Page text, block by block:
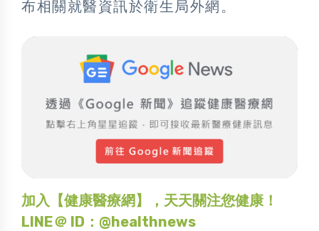
布相關就醫資訊於衛生局外網。
加入【健康醫療網】，天天關注您健康！
LINE＠ ID：@healthnews